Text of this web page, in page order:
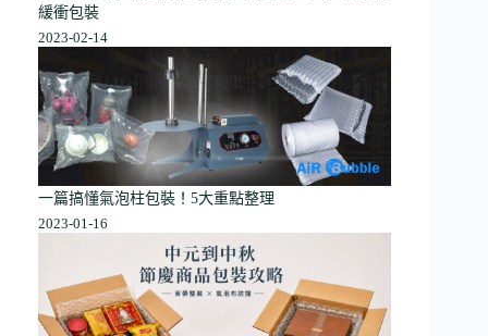
緩衝包裝
2023-02-14
一篇搞懂氣泡柱包裝！5大重點整理
2023-01-16